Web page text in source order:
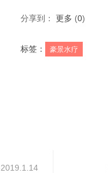
分享到： 更多 (0)
标签： 豪景水疗